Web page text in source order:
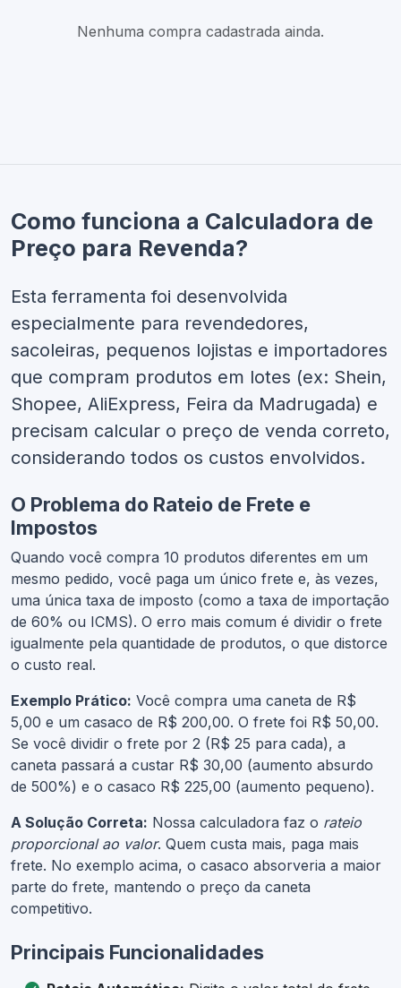
Nenhuma compra cadastrada ainda.
Como funciona a Calculadora de
Preço para Revenda?
Esta ferramenta foi desenvolvida
especialmente para revendedores,
sacoleiras, pequenos lojistas e importadores
que compram produtos em lotes (ex: Shein,
Shopee, AliExpress, Feira da Madrugada) e
precisam calcular o preço de venda correto,
considerando todos os custos envolvidos.
O Problema do Rateio de Frete e
Impostos
Quando você compra 10 produtos diferentes em um
mesmo pedido, você paga um único frete e, às vezes,
uma única taxa de imposto (como a taxa de importação
de 60% ou ICMS). O erro mais comum é dividir o frete
igualmente pela quantidade de produtos, o que distorce
o custo real.
Exemplo Prático: Você compra uma caneta de R$
5,00 e um casaco de R$ 200,00. O frete foi R$ 50,00.
Se você dividir o frete por 2 (R$ 25 para cada), a
caneta passará a custar R$ 30,00 (aumento absurdo
de 500%) e o casaco R$ 225,00 (aumento pequeno).
A Solução Correta: Nossa calculadora faz o rateio
proporcional ao valor. Quem custa mais, paga mais
frete. No exemplo acima, o casaco absorveria a maior
parte do frete, mantendo o preço da caneta
competitivo.
Principais Funcionalidades